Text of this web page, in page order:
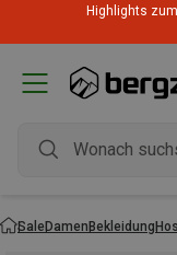
Highlights
SaleDamenBekleidung